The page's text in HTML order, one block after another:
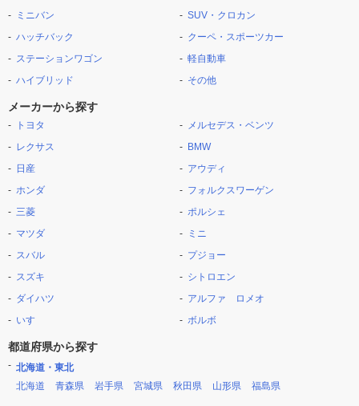
ミニバン
ハッチバック
ステーションワゴン
ハイブリッド
SUV・クロカン
クーペ・スポーツカー
軽自動車
その他
メーカーから探す
トヨタ
レクサス
日産
ホンダ
三菱
マツダ
スバル
スズキ
ダイハツ
いすゞ
メルセデス・ベンツ
BMW
アウディ
フォルクスワーゲン
ポルシェ
ミニ
プジョー
シトロエン
アルファ ロメオ
ボルボ
都道府県から探す
北海道・東北
北海道
青森県 岩手県 宮城県 秋田県 山形県 福島県